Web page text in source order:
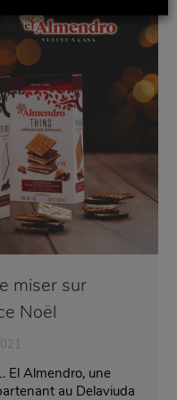
miser sur
Noël
El Almendro, une
au Delaviuda